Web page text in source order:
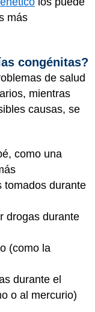
más
congénitas?
de salud
mientras
causas, se
como una
tomados durante
drogas durante
(como la
durante el
o al mercurio)